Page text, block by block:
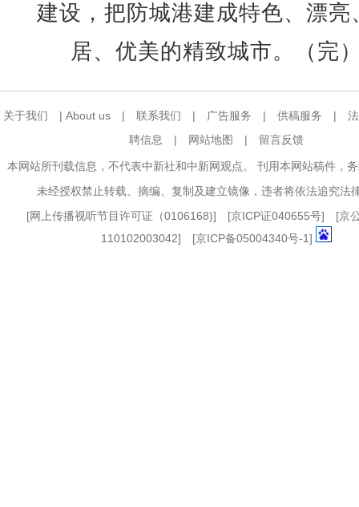
建设，把防城港建成特色、漂亮
居、优美的精致城市。（完
关于我们 | About us | 联系我们 | 广告服务 | 供稿服务 |
聘信息
| 网站地图 | 留言反馈
本网站所刊载信息，不代表中新社和中新网观点。 刊用本网站稿件，
未经授权禁止转载、摘编、复制及建立镜像，违者将依法追究法
[网上传播视听节目许可证（0106168)] [京ICP证040655号] [京
110102003042] [京ICP备05004340号-1]